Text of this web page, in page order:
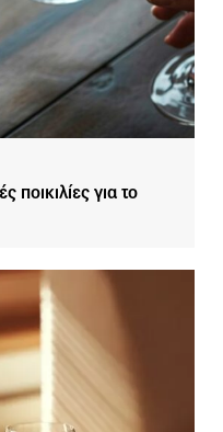
ποικιλίες για το